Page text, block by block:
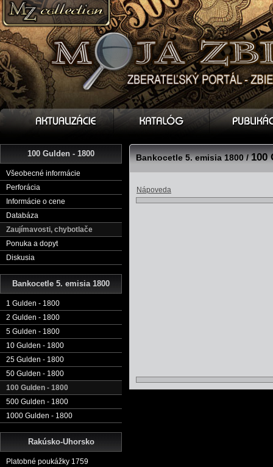
100 Gulden - 1800
Všeobecné informácie
Perforácia
Informácie o cene
Databáza
Zaujímavosti, chybotlače
Ponuka a dopyt
Diskusia
Bankocetle 5. emisia 1800
1 Gulden - 1800
2 Gulden - 1800
5 Gulden - 1800
10 Gulden - 1800
25 Gulden - 1800
50 Gulden - 1800
100 Gulden - 1800
500 Gulden - 1800
1000 Gulden - 1800
Rakúsko-Uhorsko
Platobné poukážky 1759
Bankocetle 5. emisia 1800 /100
Nápoveda